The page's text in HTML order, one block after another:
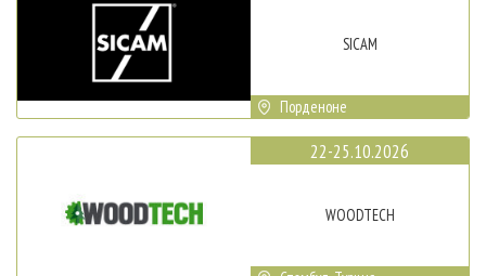
SICAM
Порденоне
22-25.10.2026
WOODTECH